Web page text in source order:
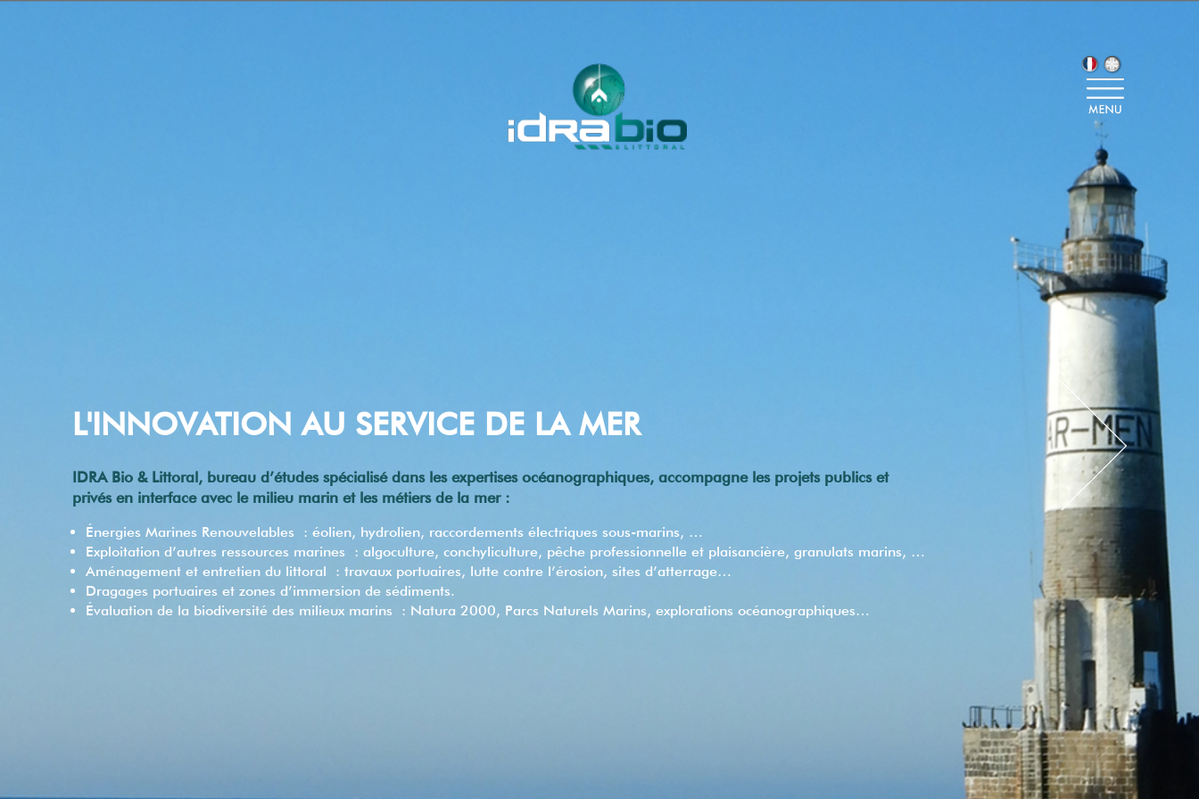
L'INNOVATION AU SERVICE DE LA MER
IDRA Bio & Littoral, bureau d’études spécialisé dans les expertises océanographiques, accompagne les projets publics et
privés en interface avec le milieu marin et les métiers de la mer :
Énergies Marines Renouvelables : éolien, hydrolien, raccordements électriques sous-marins, …
Exploitation d’autres ressources marines : algoculture, conchyliculture, pêche professionnelle et plaisancière, granulats marins, …
Aménagement et entretien du littoral : travaux portuaires, lutte contre l’érosion, sites d’atterrage…
Dragages portuaires et zones d’immersion de sédiments.
Évaluation de la biodiversité des milieux marins : Natura 2000, Parcs Naturels Marins, explorations océanographiques…